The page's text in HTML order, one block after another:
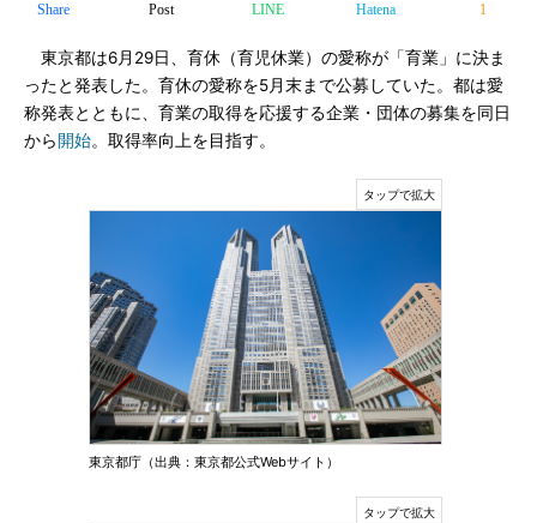
Share Post LINE Hatena 1
東京都は6月29日、育休（育児休業）の愛称が「育業」に決ま
ったと発表した。育休の愛称を5月末まで公募していた。都は愛
称発表とともに、育業の取得を応援する企業・団体の募集を同日
から開始。取得率向上を目指す。
東京都庁（出典：東京都公式Webサイト）